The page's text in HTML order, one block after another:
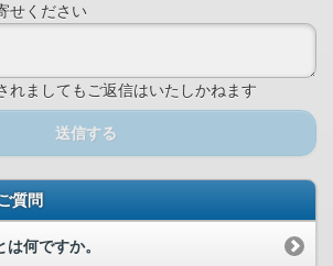
せください
れましてもご返信はいたしかねます
送信する
質問
何ですか。